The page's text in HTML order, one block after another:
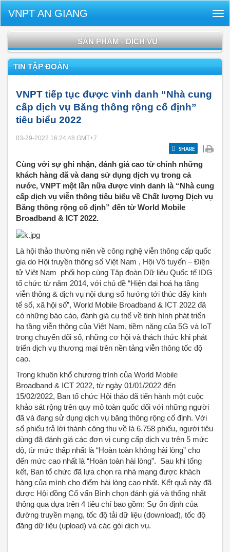
VNPT AN GIANG
SẢN PHẨM - DỊCH VỤ
TIN TẬP ĐOÀN
VNPT tiếp tục được vinh danh “Nhà cung
cấp dịch vụ Băng thông rộng cố định”
tiêu biểu 2022
03-29-2022 16:24:48 GMT+7
SHARE
|
Cùng với sự ghi nhận, đánh giá cao từ chính những
khách hàng đã và đang sử dụng dịch vụ trong cả
nước, VNPT một lần nữa được vinh danh là “Nhà cung
cấp dịch vụ viễn thông tiêu biểu về Chất lượng Dịch vụ
Băng thông rộng cố định” đến từ World Mobile
Broadband & ICT 2022.
Là hội thảo thường niên về công nghệ viễn thông cấp quốc
gia do Hội truyền thông số Việt Nam , Hội Vô tuyến – Điện
tử Việt Nam phối hợp cùng Tập đoàn Dữ liệu Quốc tế IDG
tổ chức từ năm 2014, với chủ đề “Hiện đại hoá hạ tầng
viễn thông & dịch vụ nội dung số hướng tới thúc đẩy kinh
tế số, xã hội số”, World Mobile Broadband & ICT 2022 đã
có những báo cáo, đánh giá cụ thể về tình hình phát triển
hạ tầng viễn thông của Việt Nam, tiềm năng của 5G và IoT
trong chuyển đổi số, những cơ hội và thách thức khi phát
triển dịch vụ thương mại trên nền tảng viễn thông tốc độ
cao.
Trong khuôn khổ chương trình của World Mobile
Broadband & ICT 2022, từ ngày 01/01/2022 đến
15/02/2022, Ban tổ chức Hội thảo đã tiến hành một cuộc
khảo sát rộng trên quy mô toàn quốc đối với những người
đã và đang sử dụng dịch vụ băng thông rộng cố định. Với
số phiếu trả lời thành công thu về là 6.758 phiếu, người tiêu
dùng đã đánh giá các đơn vị cung cấp dịch vụ trên 5 mức
độ, từ mức thấp nhất là “Hoàn toàn không hài lòng” cho
đến mức cao nhất là “Hoàn toàn hài lòng”. Sau khi tổng
kết, Ban tổ chức đã lựa chọn ra nhà mạng được khách
hàng của mình cho điểm hài lòng cao nhất. Kết quả này đã
được Hội đồng Cố vấn Bình chọn đánh giá và thống nhất
thông qua dựa trên 4 tiêu chí bao gồm: Sự ổn định của
đường truyền mạng, tốc độ tải dữ liệu (download), tốc độ
đăng dữ liệu (upload) và các gói dịch vụ.